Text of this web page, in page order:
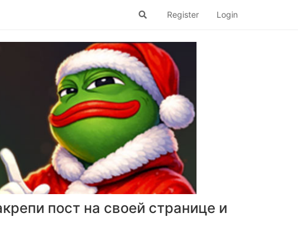
Register Login
пост на своей странице и